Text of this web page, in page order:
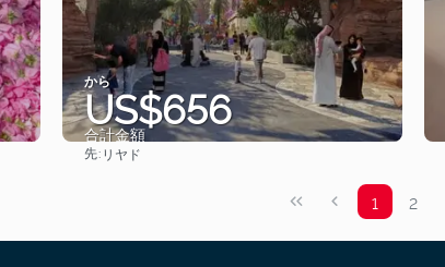
から
US$656
合計金額
先: リヤド
1 2